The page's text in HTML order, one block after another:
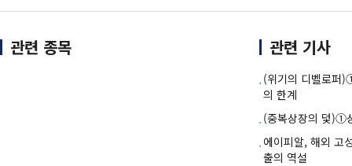
관련 종목 관련 기사
(위기의 디벨로퍼
의 한계
(중복상장의 덫)①
에이피알, 해외 고
출의 역설